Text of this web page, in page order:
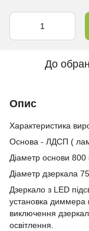
До
Опис
Характеристика
Основа - ЛДСП (
Діаметр основи
Діаметр дзеркала
Дзеркало з LED
установка диммера
виключення
освітлення.